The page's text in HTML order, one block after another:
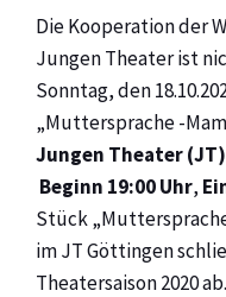
Die Kooperation der
Jungen Theater ist
Sonntag, den
„Muttersprache -
Jungen Theater
Beginn 19:00 Uhr,
Stück
im JT Göttingen
Theatersaison 2020 ab.